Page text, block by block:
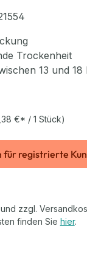
Trockenheit
13 und 18
€* / 1 Stück)
für registrierte
zzgl.
finden Sie hier.